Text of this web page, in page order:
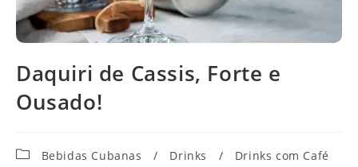
Daquiri de Cassis, Forte e
Ousado!
CategoriaBebidas Cubanas / Drinks /
Drinks com Café